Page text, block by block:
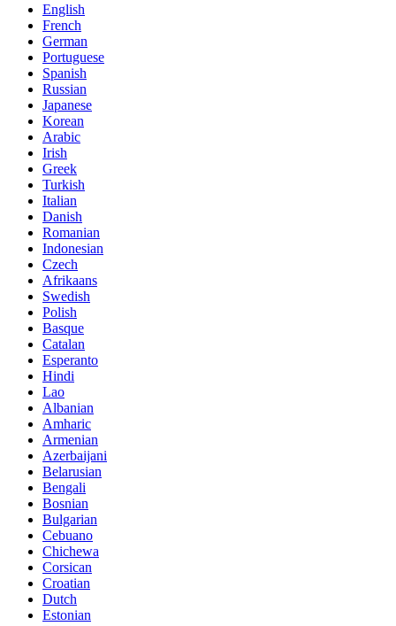
English
French
German
Portuguese
Spanish
Russian
Japanese
Korean
Arabic
Irish
Greek
Turkish
Italian
Danish
Romanian
Indonesian
Czech
Afrikaans
Swedish
Polish
Basque
Catalan
Esperanto
Hindi
Lao
Albanian
Amharic
Armenian
Azerbaijani
Belarusian
Bengali
Bosnian
Bulgarian
Cebuano
Chichewa
Corsican
Croatian
Dutch
Estonian